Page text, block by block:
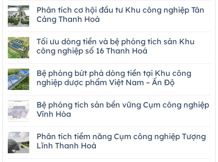
Phân tích cơ hội đầu tư Khu công nghiệp Tân
Cảng Thanh Hoá
Tối ưu dòng tiền và bệ phóng tích sản Khu
công nghiệp số 16 Thanh Hoá
Bệ phóng bứt phá dòng tiền tại Khu công
nghiệp dược phẩm Việt Nam – Ấn Độ
Bệ phóng tích sản bền vững Cụm công nghiệp
Vĩnh Hòa
Phân tích tiềm năng Cụm công nghiệp Tượng
Lĩnh Thanh Hoá